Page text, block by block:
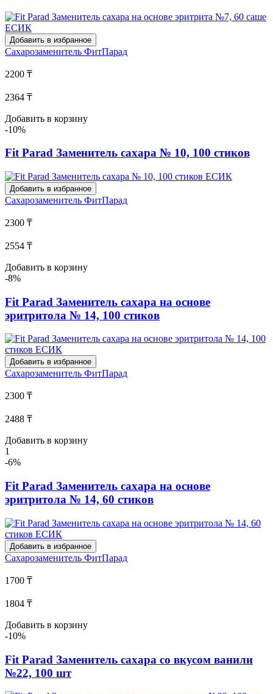
Добавить в избранное
Сахарозаменитель ФитПарад
2200 ₸
2364 ₸
Добавить в корзину
-10%
Fit Parad Заменитель сахара № 10, 100 стиков
Добавить в избранное
Сахарозаменитель ФитПарад
2300 ₸
2554 ₸
Добавить в корзину
-8%
Fit Parad Заменитель сахара на основе
эритритола № 14, 100 стиков
Добавить в избранное
Сахарозаменитель ФитПарад
2300 ₸
2488 ₸
Добавить в корзину
1
-6%
Fit Parad Заменитель сахара на основе
эритритола № 14, 60 стиков
Добавить в избранное
Сахарозаменитель ФитПарад
1700 ₸
1804 ₸
Добавить в корзину
-10%
Fit Parad Заменитель сахара со вкусом ванили
№22, 100 шт